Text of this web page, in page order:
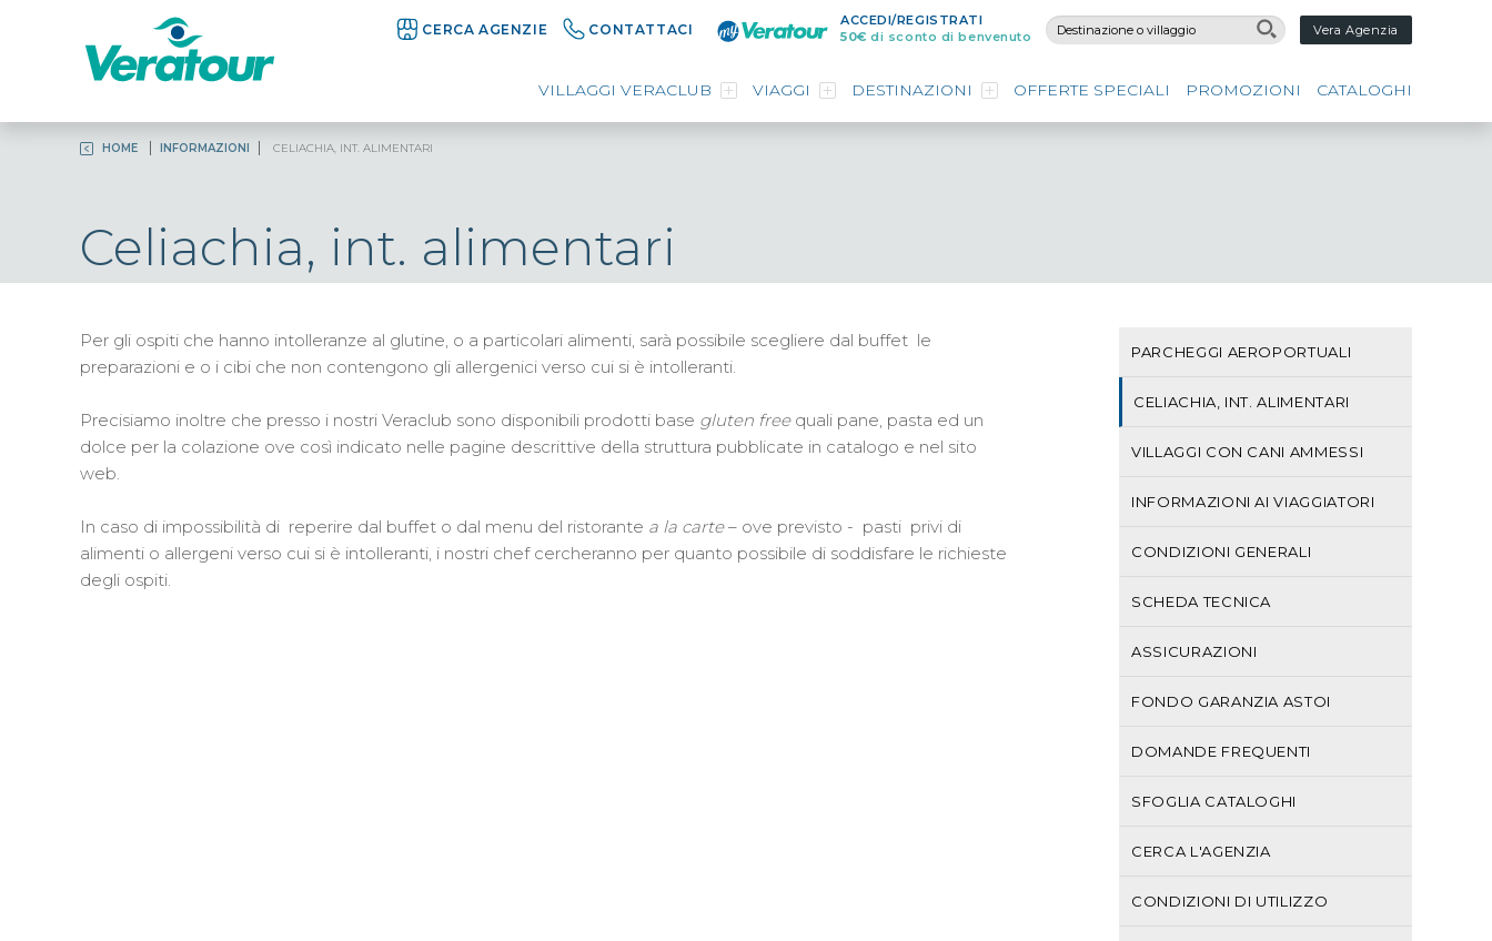
CERCA AGENZIE CONTATTACI
ACCEDI/REGISTRATI
50€ di sconto di benvenuto Vera Agenzia
VILLAGGI VERACLUB VIAGGI DESTINAZIONI OFFERTE SPECIALI PROMOZIONI CATALOGHI
HOME INFORMAZIONI CELIACHIA, INT. ALIMENTARI
Celiachia, int. alimentari
PARCHEGGI AEROPORTUALI
CELIACHIA, INT. ALIMENTARI
VILLAGGI CON CANI AMMESSI
INFORMAZIONI AI VIAGGIATORI
CONDIZIONI GENERALI
SCHEDA TECNICA
ASSICURAZIONI
FONDO GARANZIA ASTOI
DOMANDE FREQUENTI
SFOGLIA CATALOGHI
CERCA L'AGENZIA
CONDIZIONI DI UTILIZZO
Per gli ospiti che hanno intolleranze al glutine, o a particolari alimenti, sarà possibile scegliere dal buffet le
preparazioni e o i cibi che non contengono gli allergenici verso cui si è intolleranti.
Precisiamo inoltre che presso i nostri Veraclub sono disponibili prodotti base gluten free quali pane, pasta ed un
dolce per la colazione ove così indicato nelle pagine descrittive della struttura pubblicate in catalogo e nel sito
web.
In caso di impossibilità di reperire dal buffet o dal menu del ristorante a la carte– ove previsto - pasti privi di
alimenti o allergeni verso cui si è intolleranti, i nostri chef cercheranno per quanto possibile di soddisfare le richieste
degli ospiti.